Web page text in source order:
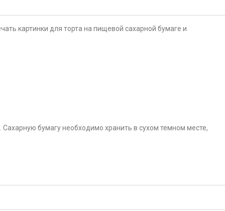
картинки для торта на пищевой сахарной бумаге и
бумагу необходимо хранить в сухом темном месте,